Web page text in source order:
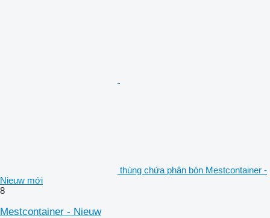
thùng chứa phân bón Mestcontainer -
Nieuw mới
8
Mestcontainer - Nieuw